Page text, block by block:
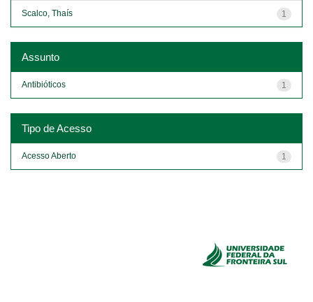
1
Scalco, Thaís
Assunto
1
Antibióticos
Tipo de Acesso
1
Acesso Aberto